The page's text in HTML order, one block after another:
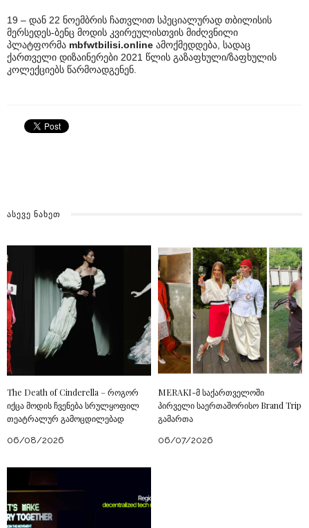
19 – დან 22 ნოემბრის ჩათვლით სპეციალურად თბილისის
მერსედეს-ბენც მოდის კვირეულისთვის მიძღვნილი
პლატფორმა mbfwtbilisi.online ამოქმედდება, სადაც
ქართველი დიზაინერები 2021 წლის გაზაფხული/ზაფხულის
კოლექციებს წარმოადგენენ.
ᲐᲡᲔᲕᲔ ᲜᲐᲮᲔᲗ
The Death of Cinderella – როგორ
იქცა მოდის ჩვენება სრულყოფილ
თეატრალურ გამოცდილებად
06/08/2026
MERAKI-მ საქართველოში
პირველი საერთაშორისო Brand Trip
გამართა
06/07/2026